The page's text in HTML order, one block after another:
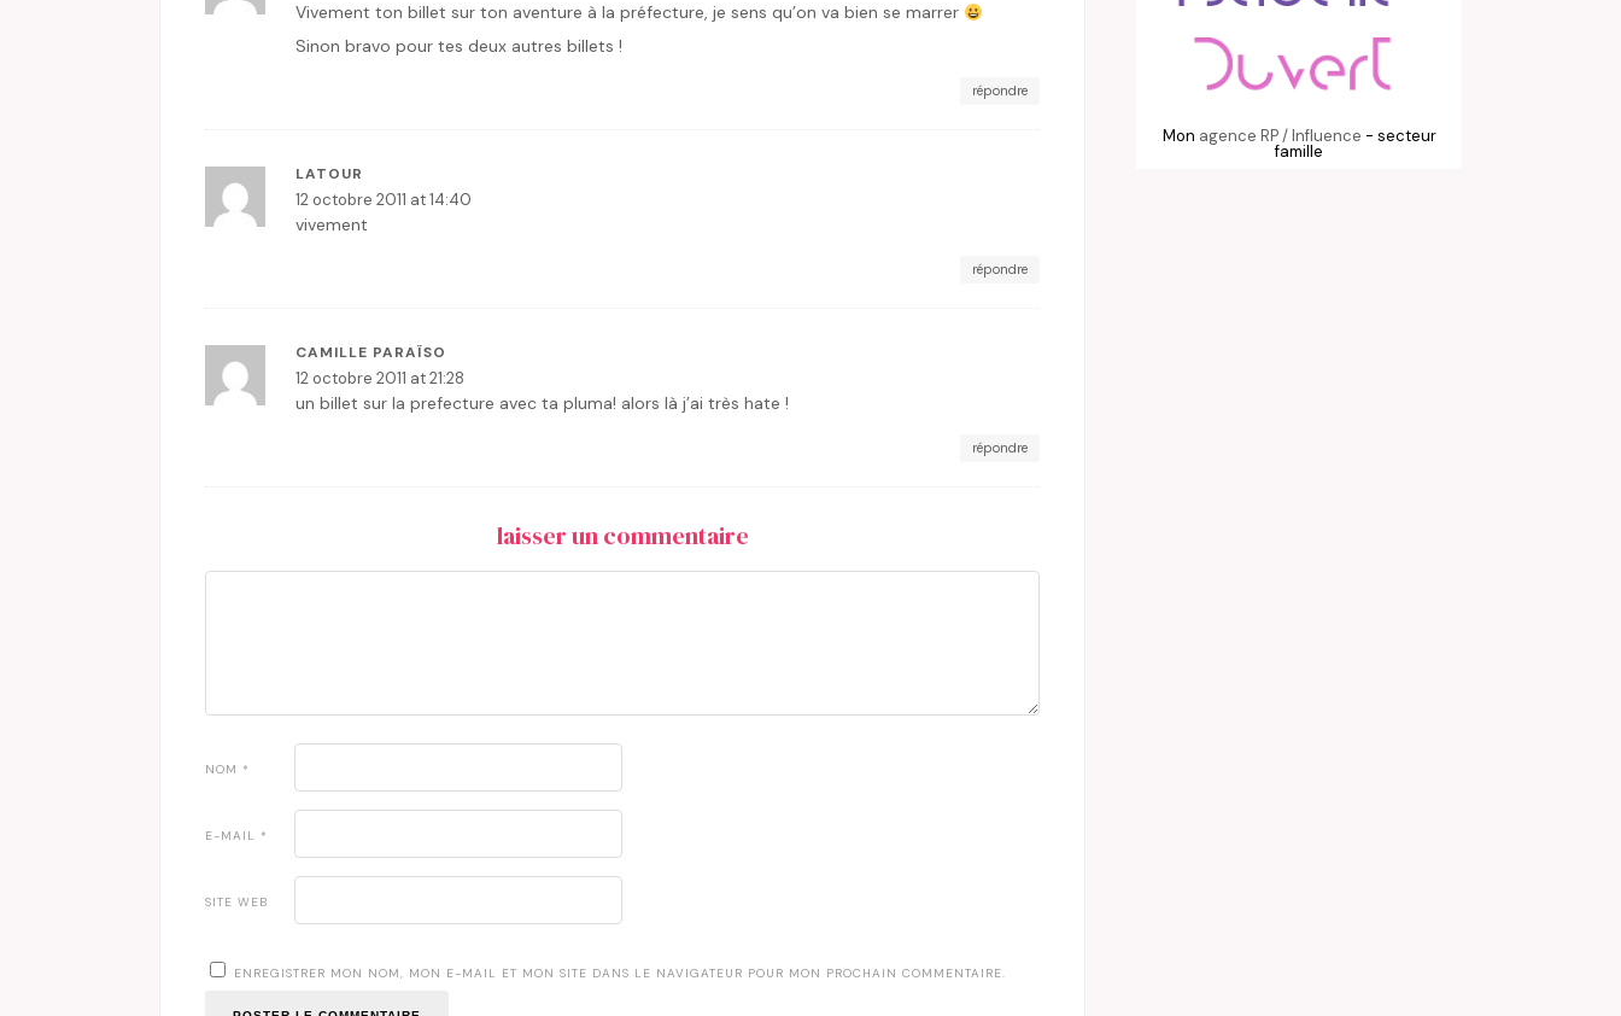
Vivement ton billet sur ton aventure à la préfecture, je sens qu’on va bien se marrer
Sinon bravo pour tes deux autres billets !
répondre
LATOUR
12 octobre 2011 at 14:40
vivement
répondre
CAMILLE PARAÏSO
12 octobre 2011 at 21:28
un billet sur la prefecture avec ta pluma! alors là j’ai très hate !
répondre
laisser un commentaire
NOM *
E-MAIL *
SITE WEB
ENREGISTRER MON NOM, MON E-MAIL ET MON SITE DANS LE NAVIGATEUR POUR MON PROCHAIN COMMENTAIRE.
Mon agence RP / Influence - secteur
famille